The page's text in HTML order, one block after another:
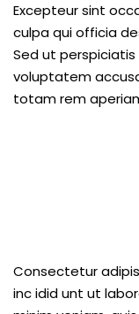
Excepteur sint
culpa qui officia
Sed ut
voluptatem
totam rem
Consectetur
inc idid unt ut